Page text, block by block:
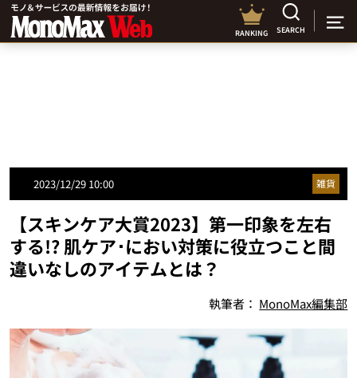
RANKING SEARCH
2023/12/29 10:00 雑貨
【スキンケア大賞2023】第一印象を左右
する!? 肌ケア･におい対策に役立つこと間
違いなしのアイテムとは？
執筆者： MonoMax編集部